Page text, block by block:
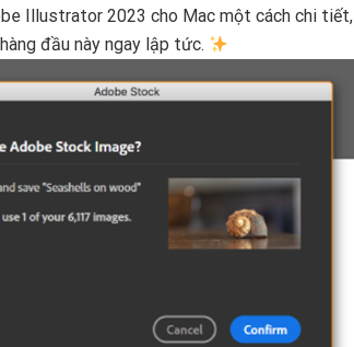
Illustrator 2023 cho Mac một cách chi tiết,
đầu này ngay lập tức.